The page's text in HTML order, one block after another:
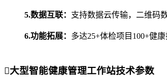
5.数据互联： 支持数据云传输，二维码
6.功能拓展： 多达25+体检项目100+健
大型智能健康管理工作站技术参数